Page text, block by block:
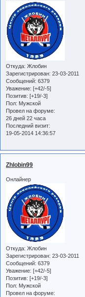
Откуда: Жлобин
Зарегистрирован: 23-03-2011
Сообщений: 6379
Уважение: [+42/-5]
Позитив: [+19/-3]
Пол: Мужской
Провел на форуме:
26 дней 22 часа
Последний визит:
19-05-2014 14:36:57
Zhlobin99
Онлайнер
Откуда: Жлобин
Зарегистрирован: 23-03-2011
Сообщений: 6379
Уважение: [+42/-5]
Позитив: [+19/-3]
Пол: Мужской
Провел на форуме: